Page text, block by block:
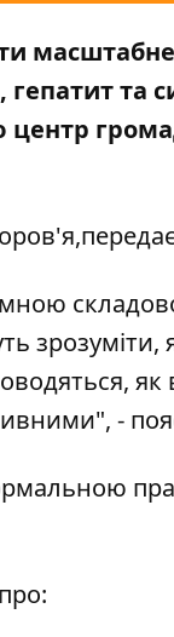
та
центр
,передає
як
-